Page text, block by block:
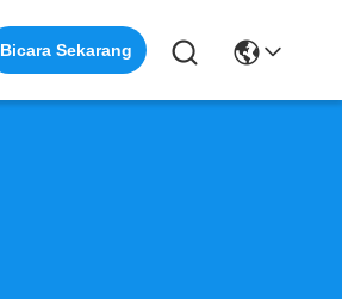
Bicara Sekarang